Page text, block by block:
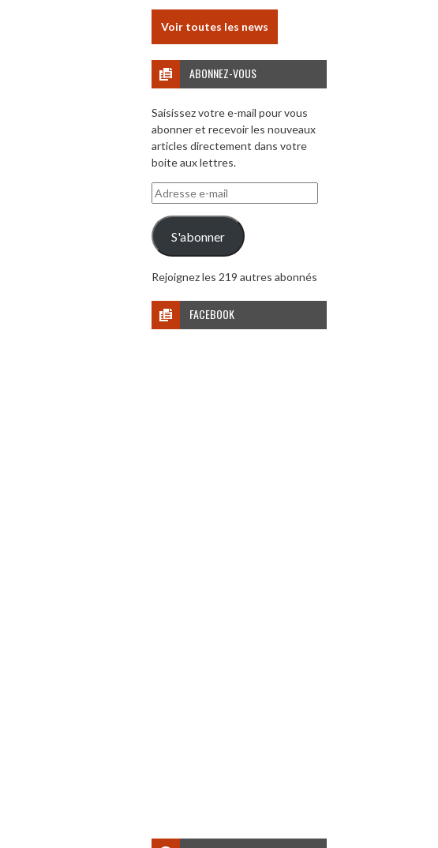
Voir toutes les news
ABONNEZ-VOUS
Saisissez votre e-mail pour vous
abonner et recevoir les nouveaux
articles directement dans votre
boite aux lettres.
Adresse
e-
mail
S'abonner
Rejoignez les 219 autres abonnés
FACEBOOK